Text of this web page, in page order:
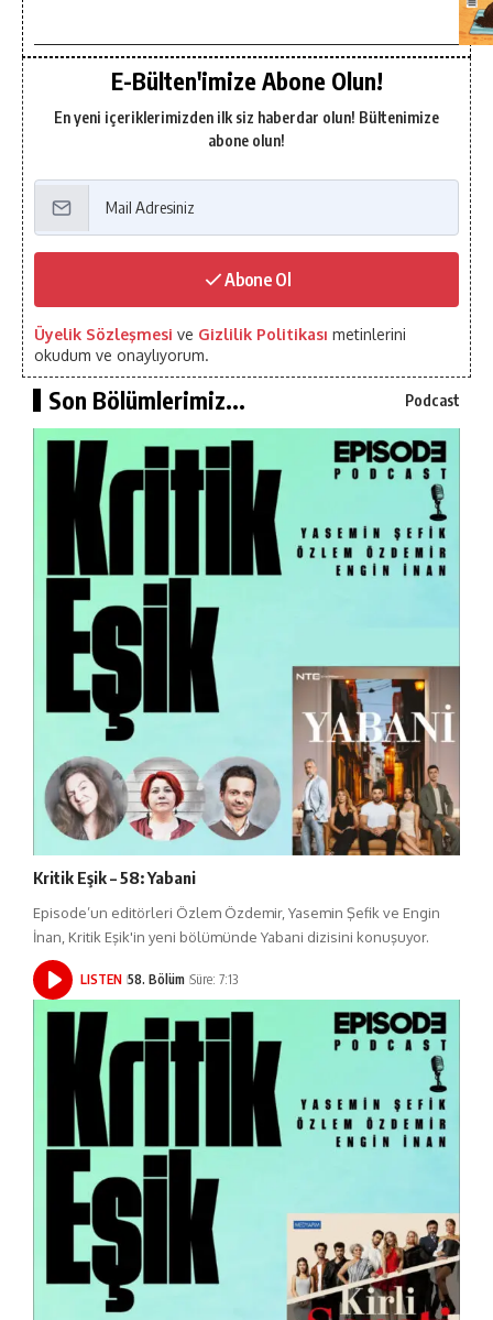
E-Bülten'imize Abone Olun!
En yeni içeriklerimizden ilk siz haberdar olun! Bültenimize
abone olun!
Abone Ol
Üyelik Sözleşmesi ve Gizlilik Politikası metinlerini
okudum ve onaylıyorum.
Son Bölümlerimiz... Podcast
Kritik Eşik – 58: Yabani
Episode’un editörleri Özlem Özdemir, Yasemin Şefik ve Engin
İnan, Kritik Eşik'in yeni bölümünde Yabani dizisini konuşuyor.
LISTEN 58. Bölüm Süre: 7:13